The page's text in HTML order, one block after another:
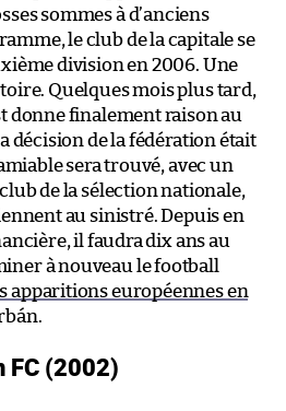
sommes à d’anciens
le club de la capitale se
division en 2006. Une
Quelques mois plus tard,
donne finalement raison au
décision de la fédération était
sera trouvé, avec un
de la sélection nationale,
au sinistré. Depuis en
il faudra dix ans au
à nouveau le football
apparitions européennes en
FC (2002)